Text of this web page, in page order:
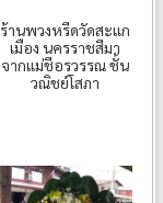
ร้านพวงหรีดวัดสะแก
เมือง นครราชสีมา
จากแม่ชีอรวรรณ ชั้น
วณิชย์โสภา